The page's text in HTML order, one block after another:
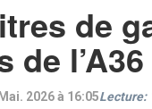
de
de
2026 à 16:05Lecture: